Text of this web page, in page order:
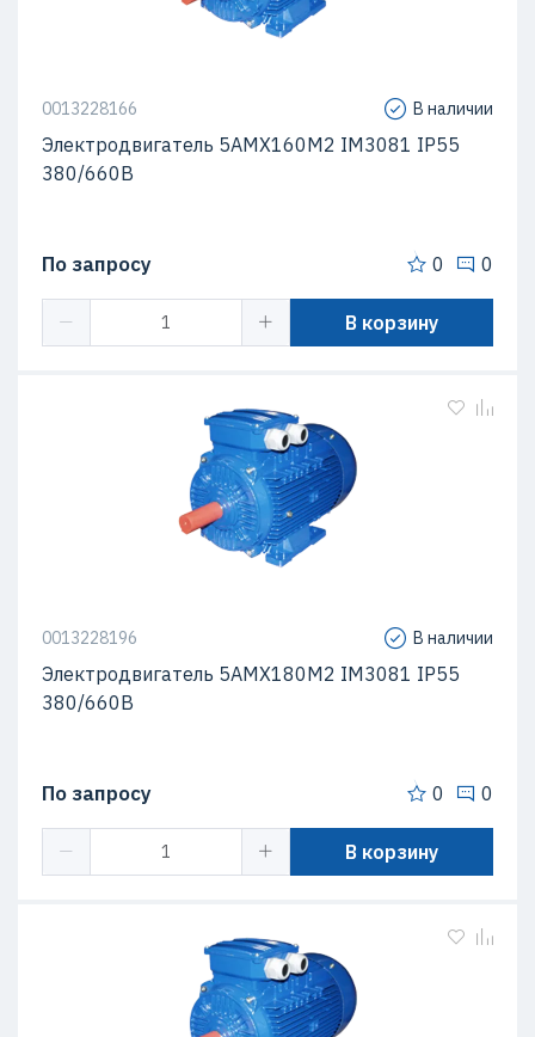
0013228166 В наличии
Электродвигатель 5АМХ160M2 IM3081 IP55
380/660В
По запросу 0 0
В корзину
0013228196 В наличии
Электродвигатель 5АМХ180M2 IM3081 IP55
380/660В
По запросу 0 0
В корзину